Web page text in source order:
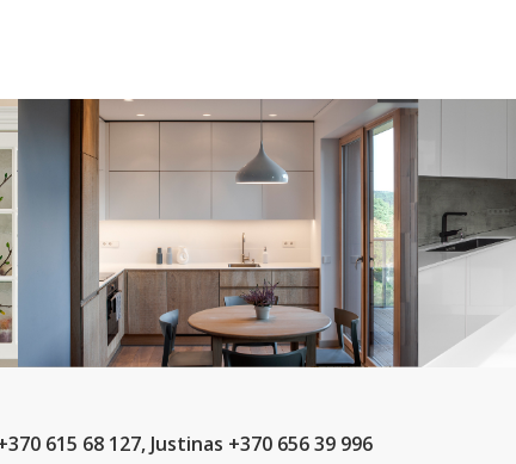
615 68 127, Justinas +370 656 39 996